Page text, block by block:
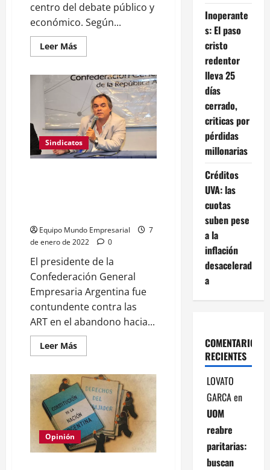
centro del debate público y
económico. Según...
Leer MásLeer
más
La
industria
del
juicio
laboral
mueve
$4
millones
por
minuto
Sindicatos
Equipo Mundo Empresarial
7
de enero de 2022
0
El presidente de la
Confederación General
Empresaria Argentina fue
contundente contra las
ART en el abandono hacia...
Leer MásLeer
más
Marcelo
Fernández,
de
Cgera:
"Las
ART
se
abrieron
de
gambas,
Opinión
Inoperante
s: El paso
cristo
redentor
lleva 25
días
cerrado,
criticas por
pérdidas
millonarias
Créditos
UVA: las
cuotas
suben pese
a la
inflación
desacelerad
a
COMENTARIOS
RECIENTES
LOVATO
GARCAen
UOM
reabre
paritarias:
buscan